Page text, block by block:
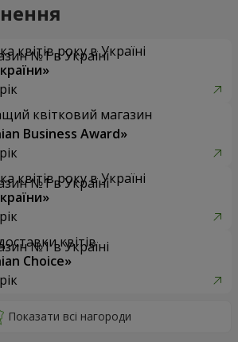
квітів року в Україні
квітковий магазин
Business Award»
квітів року в Україні
квітів
Choice»